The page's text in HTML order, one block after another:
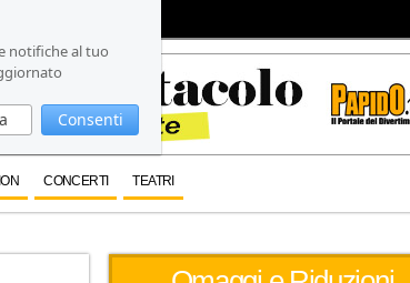
notifiche al tuo
Consenti
notifiche al tuo
Consenti
CONCERTI TEATRI